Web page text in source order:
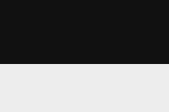
Заключённый Икс